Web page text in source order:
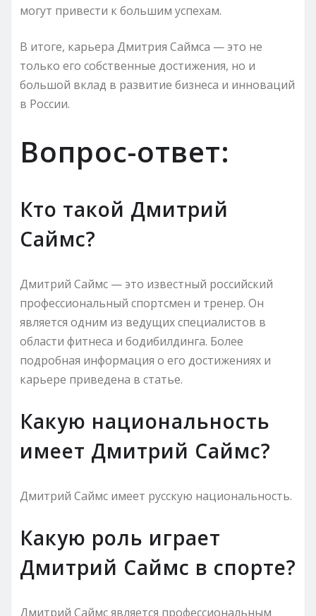
могут привести к большим успехам.
В итоге, карьера Дмитрия Саймса — это не
только его собственные достижения, но и
большой вклад в развитие бизнеса и инноваций
в России.
Вопрос-ответ:
Кто такой Дмитрий
Саймс?
Дмитрий Саймс — это известный российский
профессиональный спортсмен и тренер. Он
является одним из ведущих специалистов в
области фитнеса и бодибилдинга. Более
подробная информация о его достижениях и
карьере приведена в статье.
Какую национальность
имеет Дмитрий Саймс?
Дмитрий Саймс имеет русскую национальность.
Какую роль играет
Дмитрий Саймс в спорте?
Дмитрий Саймс является профессиональным